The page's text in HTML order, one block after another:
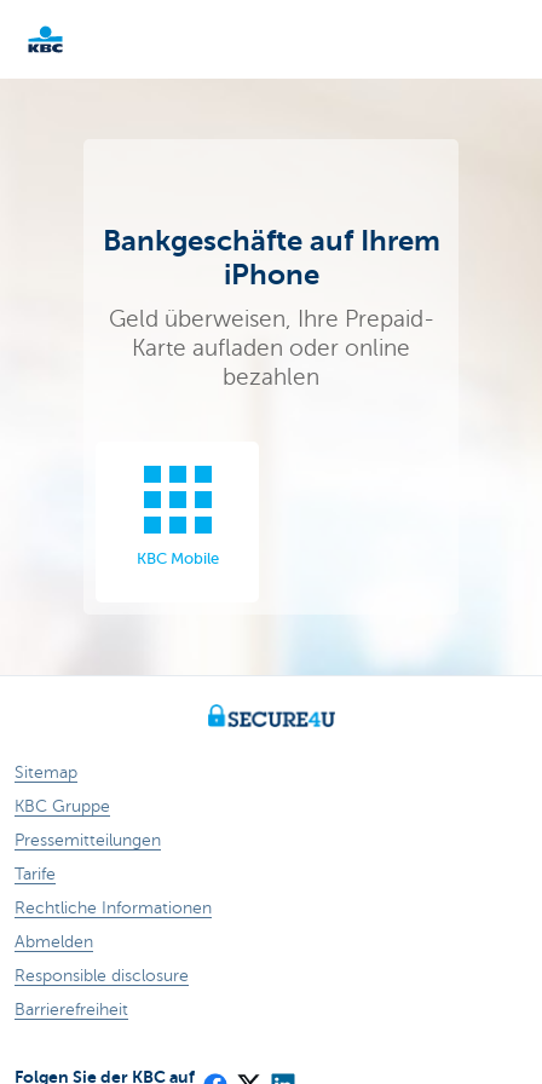
KBC
Bankgeschäfte auf Ihrem
iPhone
Geld überweisen, Ihre Prepaid-
Karte aufladen oder online
bezahlen
KBC Mobile
Sitemap
KBC Gruppe
Pressemitteilungen
Tarife
Rechtliche Informationen
Abmelden
Responsible disclosure
Barrierefreiheit
Folgen Sie der KBC auf